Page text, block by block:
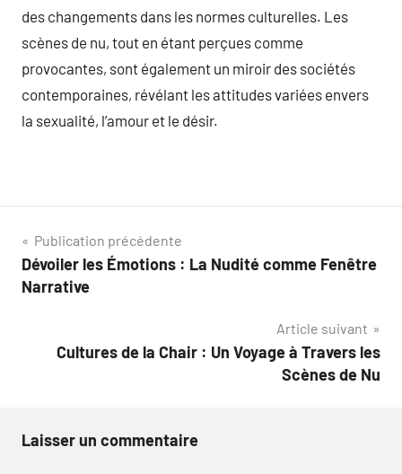
des changements dans les normes culturelles. Les
scènes de nu, tout en étant perçues comme
provocantes, sont également un miroir des sociétés
contemporaines, révélant les attitudes variées envers
la sexualité, l’amour et le désir.
Navigation
de
Publication précédente
Dévoiler les Émotions : La Nudité comme Fenêtre
Narrative
Article suivant
Cultures de la Chair : Un Voyage à Travers les
Scènes de Nu
Laisser un commentaire